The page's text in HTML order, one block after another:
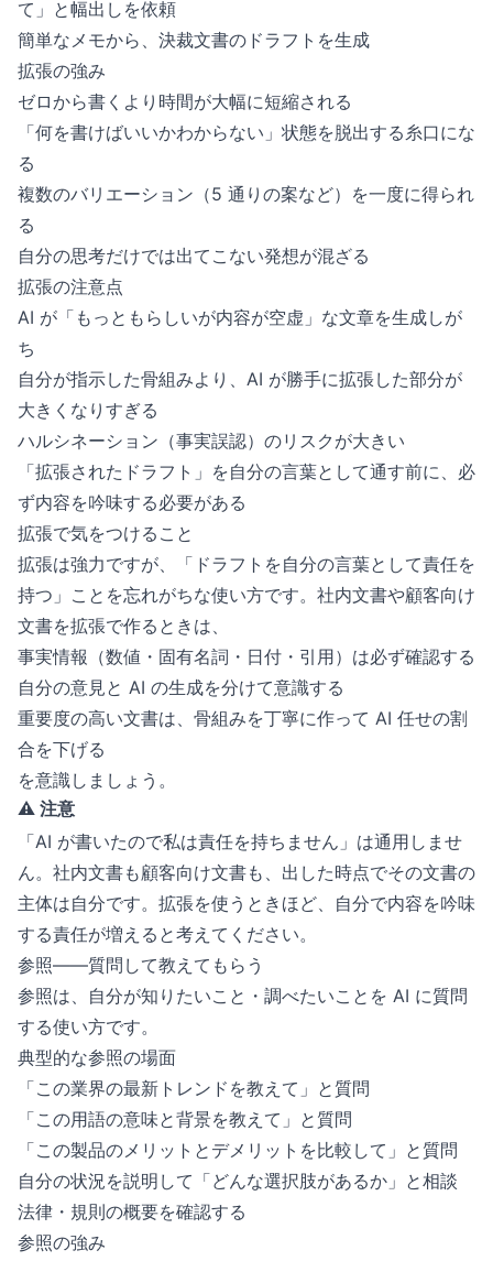
て」と幅出しを依頼
簡単なメモから、決裁文書のドラフトを生成
拡張の強み
ゼロから書くより時間が大幅に短縮される
「何を書けばいいかわからない」状態を脱出する糸口にな
る
複数のバリエーション（5 通りの案など）を一度に得られ
る
自分の思考だけでは出てこない発想が混ざる
拡張の注意点
AI が「もっともらしいが内容が空虚」な文章を生成しが
ち
自分が指示した骨組みより、AI が勝手に拡張した部分が
大きくなりすぎる
ハルシネーション（事実誤認）のリスクが大きい
「拡張されたドラフト」を自分の言葉として通す前に、必
ず内容を吟味する必要がある
拡張で気をつけること
拡張は強力ですが、「ドラフトを自分の言葉として責任を
持つ」ことを忘れがちな使い方です。社内文書や顧客向け
文書を拡張で作るときは、
事実情報（数値・固有名詞・日付・引用）は必ず確認する
自分の意見と AI の生成を分けて意識する
重要度の高い文書は、骨組みを丁寧に作って AI 任せの割
合を下げる
を意識しましょう。
⚠️ 注意
「AI が書いたので私は責任を持ちません」は通用しませ
ん。社内文書も顧客向け文書も、出した時点でその文書の
主体は自分です。拡張を使うときほど、自分で内容を吟味
する責任が増えると考えてください。
参照——質問して教えてもらう
参照は、自分が知りたいこと・調べたいことを AI に質問
する使い方です。
典型的な参照の場面
「この業界の最新トレンドを教えて」と質問
「この用語の意味と背景を教えて」と質問
「この製品のメリットとデメリットを比較して」と質問
自分の状況を説明して「どんな選択肢があるか」と相談
法律・規則の概要を確認する
参照の強み